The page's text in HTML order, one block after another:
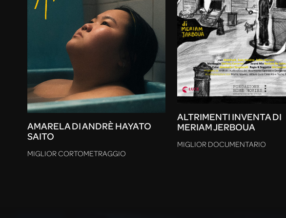
AMARELA DI ANDRÈ HAYATO
SAITO
MIGLIOR CORTOMETRAGGIO
ALTRIMENTI INVENTA DI
MERIAM JERBOUA
MIGLIOR DOCUMENTARIO